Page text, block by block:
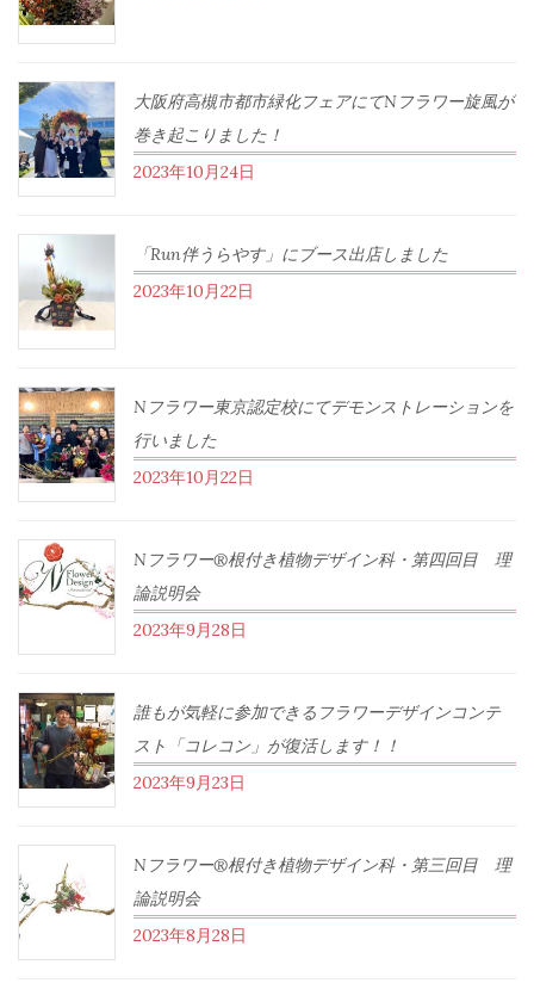
大阪府高槻市都市緑化フェアにてNフラワー旋風が
巻き起こりました！
2023年10月24日
「Run伴うらやす」にブース出店しました
2023年10月22日
Nフラワー東京認定校にてデモンストレーションを
行いました
2023年10月22日
Nフラワー®根付き植物デザイン科・第四回目 理
論説明会
2023年9月28日
誰もが気軽に参加できるフラワーデザインコンテ
スト「コレコン」が復活します！！
2023年9月23日
Nフラワー®根付き植物デザイン科・第三回目 理
論説明会
2023年8月28日